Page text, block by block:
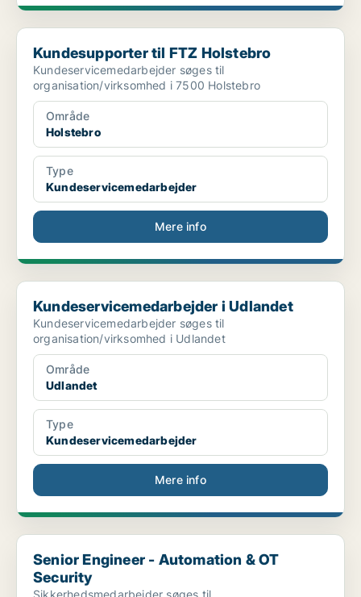
Kundesupporter til FTZ Holstebro
Kundesupporter til FTZ Holstebro
Kundeservicemedarbejder søges til
organisation/virksomhed i 7500 Holstebro
Område
Holstebro
Type
Kundeservicemedarbejder
Mere info
Kundeservicemedarbejder i Udlandet
Kundeservicemedarbejder i Udlandet
Kundeservicemedarbejder søges til
organisation/virksomhed i Udlandet
Område
Udlandet
Type
Kundeservicemedarbejder
Mere info
Senior Engineer - Automation & OT Security
Senior Engineer - Automation & OT
Security